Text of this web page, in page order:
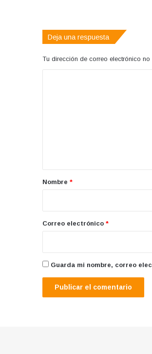
Deja una respuesta
Tu dirección de correo electrónico no
r
*
Nombre *
Correo electrónico *
Guarda mi nombre, correo